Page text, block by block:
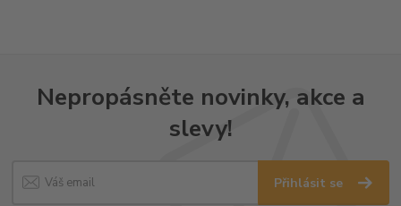
Nepropásněte novinky, akce a
slevy!
Přihlásit se